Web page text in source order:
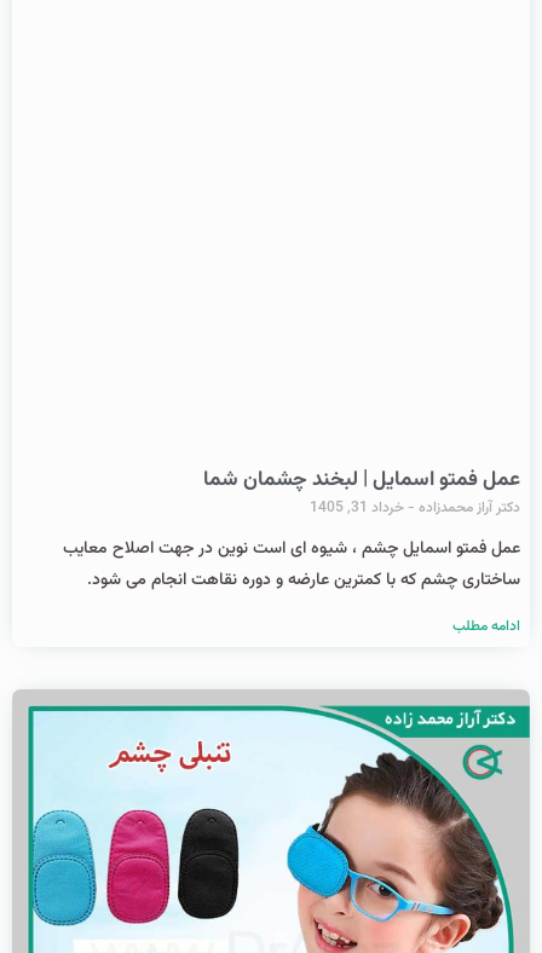
عمل فمتو اسمایل | لبخند چشمان شما
دکتر آراز محمدزاده خرداد 31, 1405
عمل فمتو اسمایل چشم ، شیوه ای است نوین در جهت اصلاح معایب
ساختاری چشم که با کمترین عارضه و دوره نقاهت انجام می شود.
ادامه مطلب